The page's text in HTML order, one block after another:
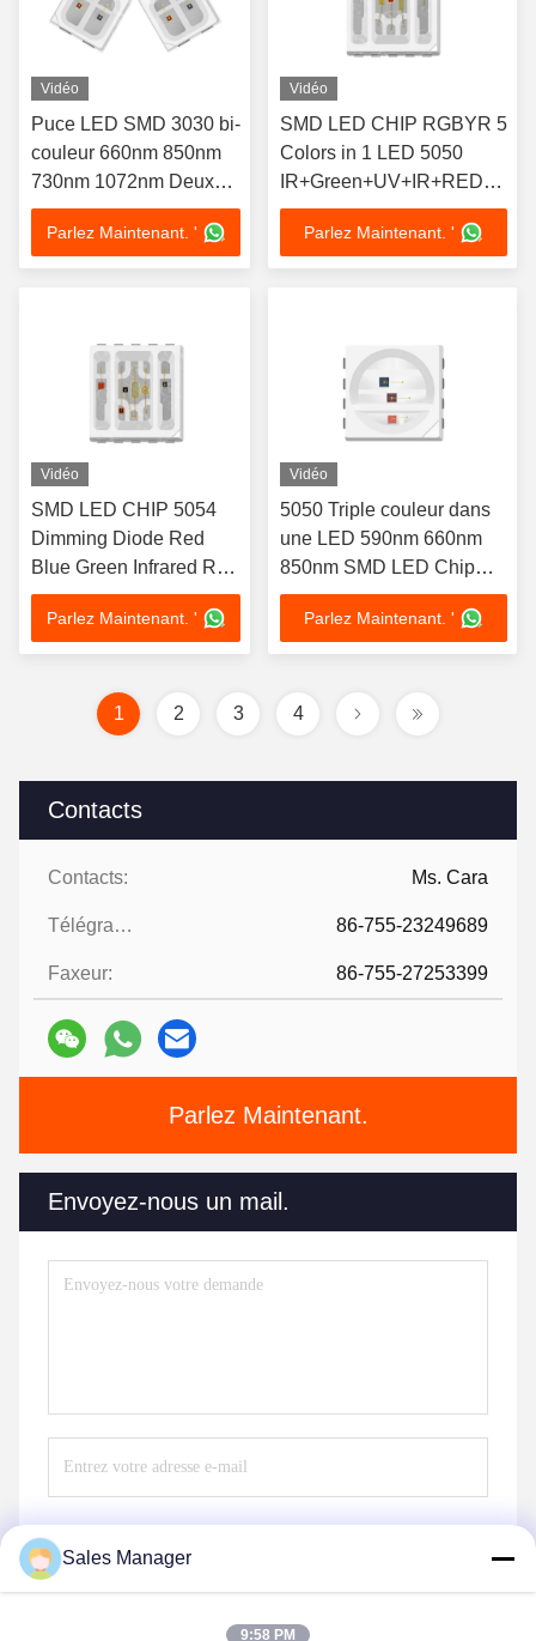
Contacts
Contacts: Ms. Cara
Télégramme: 86-755-23249689
Faxeur: 86-755-27253399
Parlez Maintenant.
Envoyez-nous un mail.
Vidéo
Puce LED SMD 3030 bi-
couleur 660nm 850nm
730nm 1072nm Deux
couleurs Spectre
Personnalisation
Disponible 1W Pour
Parlez Maintenant. '
Vidéo
SMD LED CHIP RGBYR 5
Colors in 1 LED 5050
6 Colors in 1 LED Chip for
Medical Beauty Lamp
Parlez Maintenant. '
Vidéo
SMD LED CHIP 5054
Dimming Diode Red
Blue Green Infrared Red
Far IR LED Chips for
LED Therapy Light
Parlez Maintenant. '
Vidéo
5050 Triple couleur dans
une LED 590nm 660nm
850nm SMD LED Chip
pour les lumières de
thérapie
Parlez Maintenant. '
1 2 3 4
Sales Manager
9:58 PM